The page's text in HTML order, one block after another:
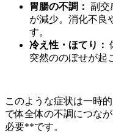
胃腸の不調： 副交
が減少。消化不良
す。
冷え性・ほてり：
突然ののぼせが起
このような症状は一時
で体全体の不調につな
必要**です。